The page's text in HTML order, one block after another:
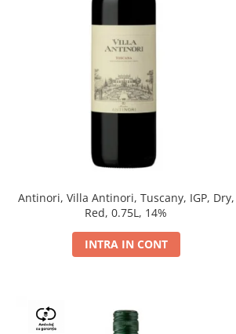
Antinori, Villa Antinori, Tuscany, IGP, Dry,
Red, 0.75L, 14%
INTRA IN CONT